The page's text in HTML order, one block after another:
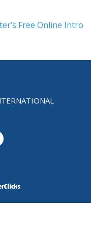
Free Online Intro